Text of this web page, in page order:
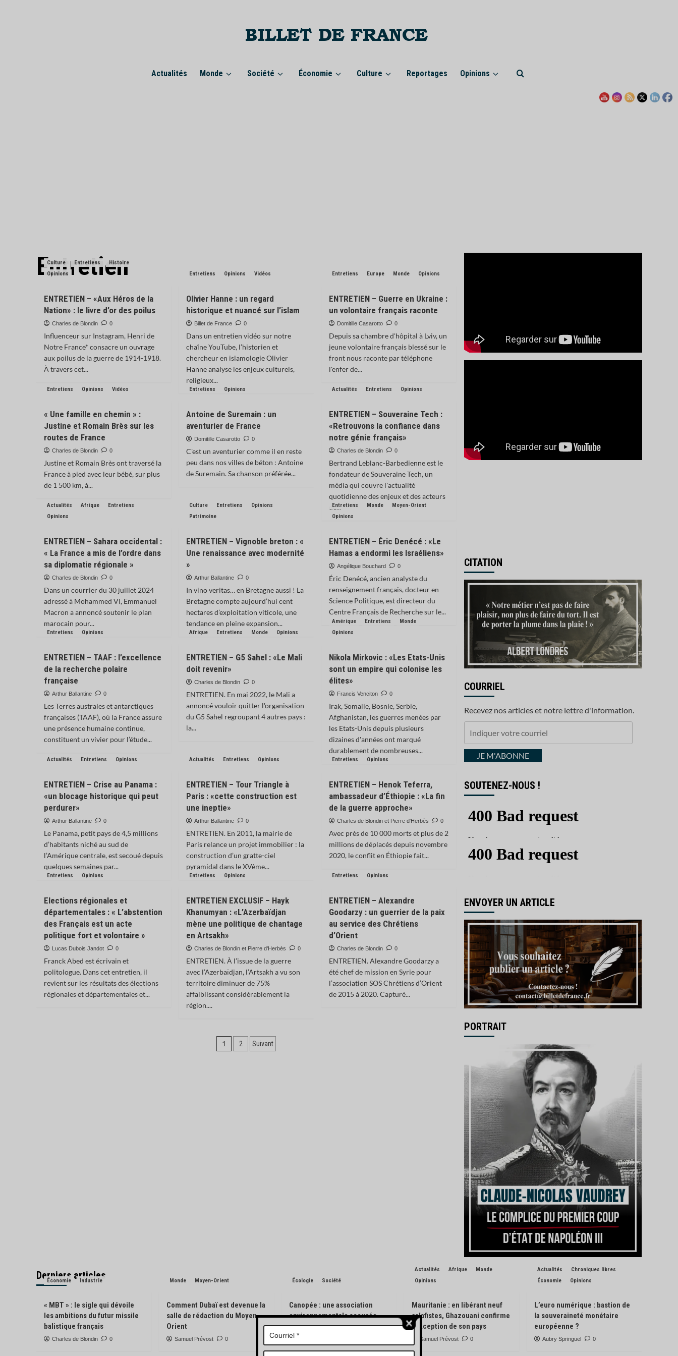
Actualités Monde Société Économie Culture Reportages Opinions
Entretien
Culture Entretiens
Histoire
Opinions
ENTRETIEN – «Aux Héros de la
Nation» : le livre d’or des poilus
Charles de Blondin 0
Influenceur sur Instagram, Henri de
Notre France* consacre un ouvrage
aux poilus de la guerre de 1914-1918.
À travers cet...
Entretiens Opinions Vidéos
Olivier Hanne : un regard
historique et nuancé sur l’islam
Billet de France 0
Dans un entretien vidéo sur notre
chaîne YouTube, l’historien et
chercheur en islamologie Olivier
Hanne analyse les enjeux culturels,
religieux...
Entretiens Europe Monde Opinions
ENTRETIEN – Guerre en Ukraine :
un volontaire français raconte
Domitille Casarotto 0
Depuis sa chambre d'hôpital à Lviv, un
jeune volontaire français blessé sur le
front nous raconte par téléphone
l'enfer de...
Entretiens Opinions Vidéos
« Une famille en chemin » :
Justine et Romain Brès sur les
routes de France
Charles de Blondin 0
Justine et Romain Brès ont traversé la
France à pied avec leur bébé, sur plus
de 1 500 km, à...
Entretiens Opinions
Antoine de Suremain : un
aventurier de France
Domitille Casarotto 0
C'est un aventurier comme il en reste
peu dans nos villes de béton : Antoine
de Suremain. Sa chanson préférée...
Actualités Entretiens Opinions
ENTRETIEN – Souveraine Tech :
«Retrouvons la confiance dans
notre génie français»
Charles de Blondin 0
Bertrand Leblanc-Barbedienne est le
fondateur de Souveraine Tech, un
média qui couvre l'actualité
quotidienne des enjeux et des acteurs
de...
Actualités Afrique
Entretiens
Opinions
ENTRETIEN – Sahara occidental :
« La France a mis de l’ordre dans
sa diplomatie régionale »
Charles de Blondin 0
Dans un courrier du 30 juillet 2024
adressé à Mohammed VI, Emmanuel
Macron a annoncé soutenir le plan
marocain pour...
Culture Entretiens
Opinions
Patrimoine
ENTRETIEN – Vignoble breton : «
Une renaissance avec modernité
»
Arthur Ballantine 0
In vino veritas… en Bretagne aussi ! La
Bretagne compte aujourd’hui cent
hectares d’exploitation viticole, une
tendance en pleine expansion...
Entretiens Monde
Moyen-Orient
Opinions
ENTRETIEN – Éric Denécé : «Le
Hamas a endormi les Israéliens»
Angélique Bouchard 0
Éric Denécé, ancien analyste du
renseignement français, docteur en
Science Politique, est directeur du
Centre Français de Recherche sur le...
Entretiens Opinions
ENTRETIEN – TAAF : l’excellence
de la recherche polaire
française
Arthur Ballantine 0
Les Terres australes et antarctiques
françaises (TAAF), où la France assure
une présence humaine continue,
constituent un vivier pour l’étude...
Afrique Entretiens Monde Opinions
ENTRETIEN – G5 Sahel : «Le Mali
doit revenir»
Charles de Blondin 0
ENTRETIEN. En mai 2022, le Mali a
annoncé vouloir quitter l'organisation
du G5 Sahel regroupant 4 autres pays :
la...
Amérique Entretiens
Monde
Opinions
Nikola Mirkovic : «Les Etats-Unis
sont un empire qui colonise les
élites»
Francis Venciton 0
Irak, Somalie, Bosnie, Serbie,
Afghanistan, les guerres menées par
les Etats-Unis depuis plusieurs
dizaines d'années ont marqué
durablement de nombreuses...
Actualités Entretiens Opinions
ENTRETIEN – Crise au Panama :
«un blocage historique qui peut
perdurer»
Arthur Ballantine 0
Le Panama, petit pays de 4,5 millions
d’habitants niché au sud de
l’Amérique centrale, est secoué depuis
quelques semaines par...
Actualités Entretiens Opinions
ENTRETIEN – Tour Triangle à
Paris : «cette construction est
une ineptie»
Arthur Ballantine 0
ENTRETIEN. En 2011, la mairie de
Paris relance un projet immobilier : la
construction d’un gratte-ciel
pyramidal dans le XVème...
Entretiens Opinions
ENTRETIEN – Henok Teferra,
ambassadeur d’Éthiopie : «La fin
de la guerre approche»
Charles de Blondin et Pierre d'Herbès 0
Avec près de 10 000 morts et plus de 2
millions de déplacés depuis novembre
2020, le conflit en Éthiopie fait...
Entretiens Opinions
Elections régionales et
départementales : « L’abstention
des Français est un acte
politique fort et volontaire »
Lucas Dubois Jandot 0
Franck Abed est écrivain et
politologue. Dans cet entretien, il
revient sur les résultats des élections
régionales et départementales et...
Entretiens Opinions
ENTRETIEN EXCLUSIF – Hayk
Khanumyan : «L’Azerbaïdjan
mène une politique de chantage
en Artsakh»
Charles de Blondin et Pierre d'Herbès 0
ENTRETIEN. À l’issue de la guerre
avec l’Azerbaïdjan, l’Artsakh a vu son
territoire diminuer de 75%
affaiblissant considérablement la
région....
Entretiens Opinions
ENTRETIEN – Alexandre
Goodarzy : un guerrier de la paix
au service des Chrétiens
d’Orient
Charles de Blondin 0
ENTRETIEN. Alexandre Goodarzy a
été chef de mission en Syrie pour
l’association SOS Chrétiens d’Orient
de 2015 à 2020. Capturé...
Pagination
1 2 Suivant
CITATION
COURRIEL
Recevez nos articles et notre lettre d'information.
courrielJE M'ABONNE
SOUTENEZ-NOUS !
ENVOYER UN ARTICLE
PORTRAIT
Derniers articles
Économie Industrie
« MBT » : le sigle qui dévoile
les ambitions du futur missile
balistique français
Charles de Blondin 0
Monde Moyen-Orient
Comment Dubaï est devenue la
salle de rédaction du Moyen-
Orient
Samuel Prévost 0
Écologie Société
Canopée : une association
environnementale accusée
d’avoir pisté des engins
forestiers
Charles de Blondin 0
Actualités Afrique
Monde
Opinions
Mauritanie : en libérant neuf
salafistes, Ghazouani confirme
l’exception de son pays
Samuel Prévost 0
Actualités
Chroniques libres
Économie
Opinions
L’euro numérique : bastion de
la souveraineté monétaire
européenne ?
Aubry Springuel 0